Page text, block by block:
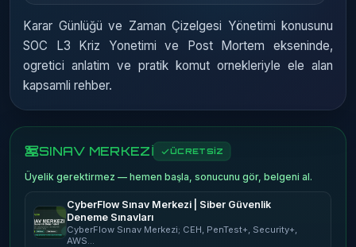
Karar Günlüğü ve Zaman Çizelgesi Yönetimi konusunu
SOC L3 Kriz Yonetimi ve Post Mortem ekseninde,
ogretici anlatim ve pratik komut ornekleriyle ele alan
kapsamli rehber.
SINAV MERKEZİ ÜCRETSİZ
Üyelik gerektirmez — hemen başla, sonucunu gör, belgeni al.
CyberFlow Sınav Merkezi | Siber Güvenlik
Deneme Sınavları
CyberFlow Sınav Merkezi; CEH, PenTest+, Security+,
AWS…